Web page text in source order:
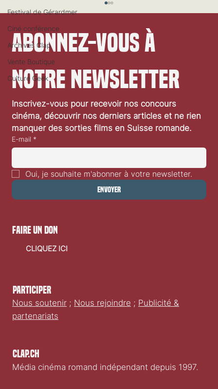
Festival de Gérardmer
Ciné conférence
Archives Clap
Vente Boutique
Culture Geek
Abonnez-vous à
notre newsletter
Inscrivez-vous pour recevoir nos concours
cinéma, découvrir nos derniers articles et ne rien
manquer des sorties films en Suisse romande.
E-mail *
Oui, je souhaite m'abonner à votre newsletter.
Envoyer
Clap.ch
Média cinéma romand indépendant depuis 1997.
Participer
Nous soutenir ; Nous rejoindre ; Publicité &
partenariats
faire un don
CLIQUEZ ICI